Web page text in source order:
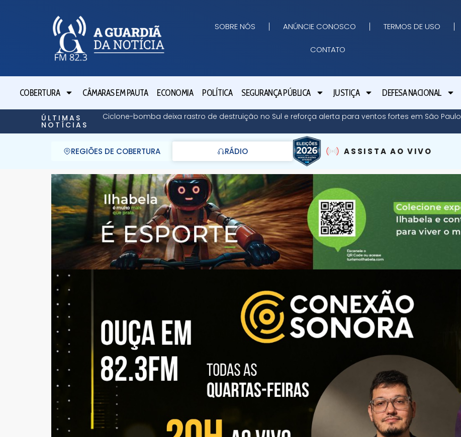
SOBRE NÓS ANÚNCIE CONOSCO TERMOS DE USO
CONTATO
COBERTURA CÂMARAS EM PAUTA ECONOMIA POLÍTICA SEGURANÇA PÚBLICA JUSTIÇA DEFESA NACIONAL
ÚLTIMAS
NOTÍCIAS
Ciclone-bomba deixa rastro de destruição no Sul e reforça alerta para ventos fortes em São Paulo
REGIÕES DE COBERTURA RÁDIO ASSISTA AO VIVO